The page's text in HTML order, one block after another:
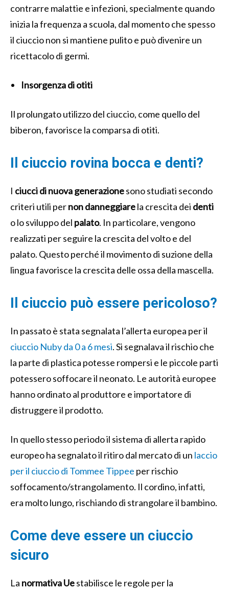
contrarre malattie e infezioni, specialmente quando
inizia la frequenza a scuola, dal momento che spesso
il ciuccio non si mantiene pulito e può divenire un
ricettacolo di germi.
Insorgenza di otiti
Il prolungato utilizzo del ciuccio, come quello del
biberon, favorisce la comparsa di otiti.
Il ciuccio rovina bocca e denti?
I ciucci di nuova generazionesono studiati secondo
criteri utili pernon danneggiarela crescita dei denti
o lo sviluppo del palato. In particolare, vengono
realizzati per seguire la crescita del volto e del
palato. Questo perché il movimento di suzione della
lingua favorisce la crescita delle ossa della mascella.
Il ciuccio può essere pericoloso?
In passato è stata segnalata l’allerta europea per il
ciuccio Nuby da 0 a 6 mesi. Si segnalava il rischio che
la parte di plastica potesse rompersi e le piccole parti
potessero soffocare il neonato. Le autorità europee
hanno ordinato al produttore e importatore di
distruggere il prodotto.
In quello stesso periodo il sistema di allerta rapido
europeo ha segnalato il ritiro dal mercato di un laccio
per il ciuccio di Tommee Tippee per rischio
soffocamento/strangolamento. Il cordino, infatti,
era molto lungo, rischiando di strangolare il bambino.
Come deve essere un ciuccio
sicuro
La normativaUestabilisce le regole per la